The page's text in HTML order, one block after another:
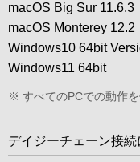
macOS Big Sur 11.6.3
macOS Monterey 12.2
Windows10 64bit
Windows11 64bit
※ すべてのPCでの動作
デイジーチェーン接続